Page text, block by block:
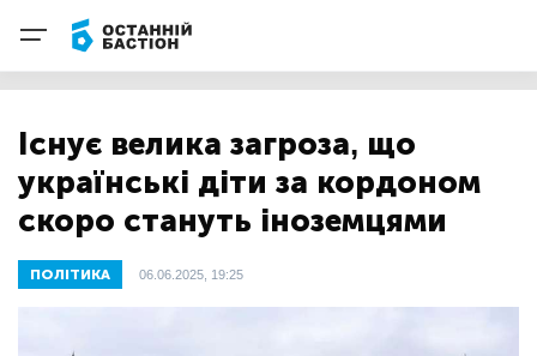
Існує велика загроза, що
українські діти за кордоном
скоро стануть іноземцями
ПОЛІТИКА 06.06.2025, 19:25